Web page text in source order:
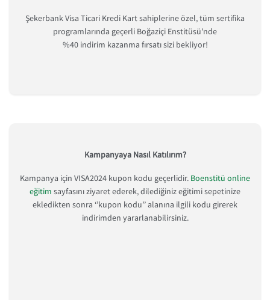
Şekerbank Visa Ticari Kredi Kart sahiplerine özel, tüm sertifika
programlarında geçerli Boğaziçi Enstitüsü'nde
%40 indirim kazanma fırsatı sizi bekliyor!
Kampanyaya Nasıl Katılırım?
Kampanya için VISA2024 kupon kodu geçerlidir. Boenstitü online
eğitim sayfasını ziyaret ederek, dilediğiniz eğitimi sepetinize
ekledikten sonra ‘’kupon kodu’’ alanına ilgili kodu girerek
indirimden yararlanabilirsiniz.